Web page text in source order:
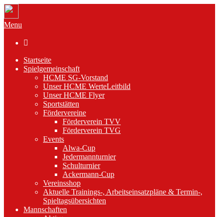
Menu

Startseite
Spielgemeinschaft
HCME SG-Vorstand
Unser HCME WerteLeitbild
Unser HCME Flyer
Sportstätten
Fördervereine
Förderverein TVV
Förderverein TVG
Events
Alwa-Cup
Jedermannturnier
Schulturnier
Ackermann-Cup
Vereinsshop
Aktuelle Trainings-, Arbeitseinsatzpläne & Termin-,
Spieltagsübersichten
Mannschaften